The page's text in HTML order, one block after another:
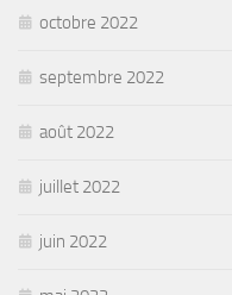
octobre 2022
septembre 2022
août 2022
juillet 2022
juin 2022